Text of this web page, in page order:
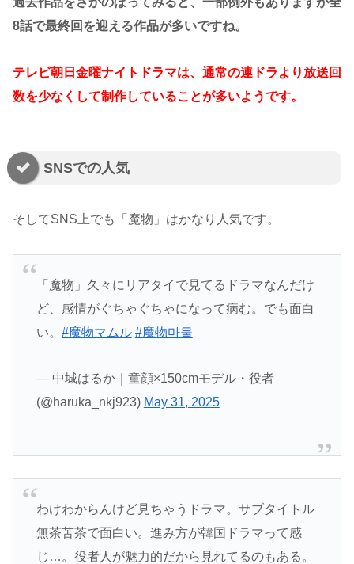
8話で最終回を迎える作品が多いですね。
テレビ朝日金曜ナイトドラマは、通常の連ドラより放送回
数を少なくして制作していることが多いようです。
SNSでの人気
そしてSNS上でも「魔物」はかなり人気です。
「魔物」久々にリアタイで見てるドラマなんだけ
ど、感情がぐちゃぐちゃになって病む。でも面白
い。 #魔物マムル #魔物마물
— 中城はるか｜童顔×150cmモデル・役者
(@haruka_nkj923) May 31, 2025
わけわからんけど見ちゃうドラマ。サブタイトル
無茶苦茶で面白い。進み方が韓国ドラマって感
じ…。役者人が魅力的だから見れてるのもある。